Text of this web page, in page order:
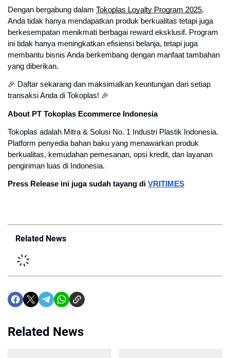
Dengan bergabung dalam Tokoplas Loyalty Program 2025,
Anda tidak hanya mendapatkan produk berkualitas tetapi juga
berkesempatan menikmati berbagai reward eksklusif. Program
ini tidak hanya meningkatkan efisiensi belanja, tetapi juga
membantu bisnis Anda berkembang dengan manfaat tambahan
yang diberikan.
🎉 Daftar sekarang dan maksimalkan keuntungan dari setiap
transaksi Anda di Tokoplas! 🎉
About PT Tokoplas Ecommerce Indonesia
Tokoplas adalah Mitra & Solusi No. 1 Industri Plastik Indonesia.
Platform penyedia bahan baku yang menawarkan produk
berkualitas, kemudahan pemesanan, opsi kredit, dan layanan
pengiriman luas di Indonesia.
Press Release ini juga sudah tayang di VRITIMES
Related News
Related News